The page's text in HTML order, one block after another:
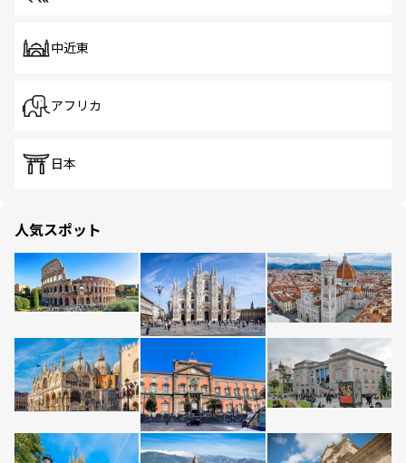
中近東
アフリカ
日本
人気スポット